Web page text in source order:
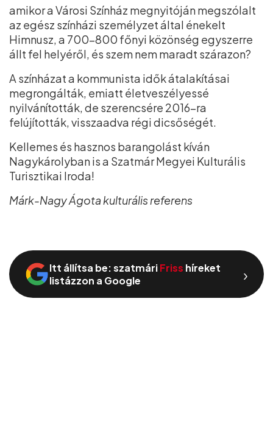
amikor a Városi Színház megnyitóján megszólalt
az egész színházi személyzet által énekelt
Himnusz, a 700–800 főnyi közönség egyszerre
állt fel helyéről, és szem nem maradt szárazon?
A színházat a kommunista idők átalakításai
megrongálták, emiatt életveszélyessé
nyilvánították, de szerencsére 2016-ra
felújították, visszaadva régi dicsőségét.
Kellemes és hasznos barangolást kíván
Nagykárolyban is a Szatmár Megyei Kulturális
Turisztikai Iroda!
Márk-Nagy Ágota kulturális referens
Itt állítsa be: szatmáriFriss híreket
listázzon a Google
›